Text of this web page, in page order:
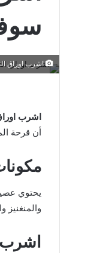
اشرب اوراق التين وبعد 30 يوم
اشرب اوراق التين وبعد
أن قرحة
والمنغنيز
اشرب اوراق